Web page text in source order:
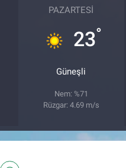
PAZARTESI
23°
Güneşli
Nem: %71
Rüzgar: 4.69 m/s